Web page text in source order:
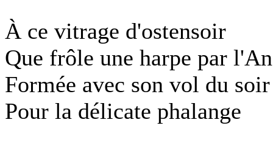
À ce vitrage d'ostensoir
Que frôle une harpe par
Formée avec son vol du soir
Pour la délicate phalange